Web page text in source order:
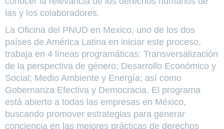
las y los colaboradores.
La Oficina del PNUD en Mexico, uno de los dos
países de América Latina en iniciar este proceso,
trabaja en 4 líneas programáticas: Transversalización
de la perspectiva de género; Desarrollo Económico y
Social; Medio Ambiente y Energía; así como
Gobernanza Efectiva y Democracia. El programa
está abierto a todas las empresas en México,
buscando promover estrategias para generar
conciencia en las mejores prácticas de derechos